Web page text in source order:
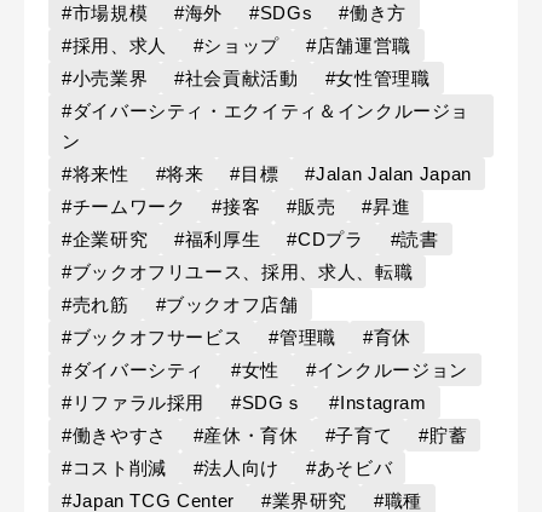
#市場規模
#海外 #SDGs
#働き方
#採用、求人
#ショップ
#店舗運営職
#小売業界
#社会貢献活動
#女性管理職
#ダイバーシティ・エクイティ＆インクルージョ
ン
#将来性
#将来 #目標
#Jalan Jalan Japan
#チームワーク
#接客 #販売
#昇進
#企業研究
#福利厚生 #CDプラ
#読書
#ブックオフリユース、採用、求人、転職
#売れ筋
#ブックオフ店舗
#ブックオフサービス
#管理職
#育休
#ダイバーシティ
#女性
#インクルージョン
#リファラル採用
#SDGｓ
#Instagram
#働きやすさ
#産休・育休 #子育て
#貯蓄
#コスト削減
#法人向け
#あそビバ
#Japan TCG Center
#業界研究
#職種